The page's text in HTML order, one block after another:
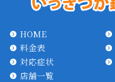
HOME
料金表
対応症状
店舗一覧